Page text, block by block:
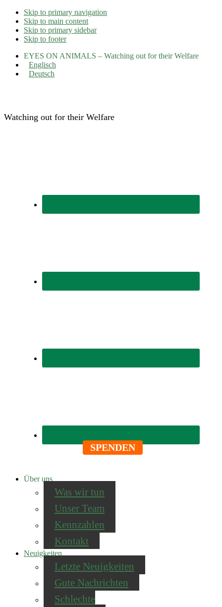
Skip to primary navigation
Skip to main content
Skip to primary sidebar
Skip to footer
EYES ON ANIMALS – Watching out for their Welfare
Englisch
Deutsch
Watching out for their Welfare
SPENDEN
Über uns
Was wir tun
Unser Team
Kennzahlen
Kontakt
Neuigkeiten
Letzte Neuigkeiten
Gute Nachrichten
Schlechte